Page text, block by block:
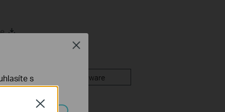
Firmware
Close
s
Close